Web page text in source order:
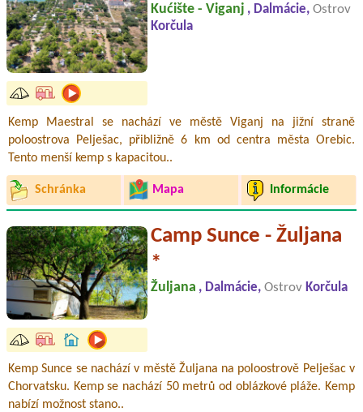
Kućište - Viganj , Dalmácie, Ostrov
Korčula
Kemp Maestral se nachází ve městě Viganj na jižní straně
poloostrova Pelješac, přibližně 6 km od centra města Orebic.
Tento menší kemp s kapacitou..
Schránka Mapa Informácie
Camp Sunce - Žuljana
*
Žuljana , Dalmácie, Ostrov Korčula
Kemp Sunce se nachází v městě Žuljana na poloostrově Pelješac v
Chorvatsku. Kemp se nachází 50 metrů od oblázkové pláže. Kemp
nabízí možnost stano..